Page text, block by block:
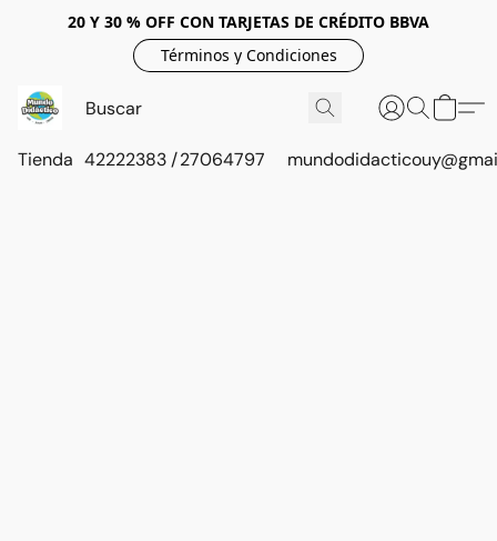
20 Y 30 % OFF CON TARJETAS DE CRÉDITO BBVA
Términos y Condiciones
Tienda 42222383 / 27064797